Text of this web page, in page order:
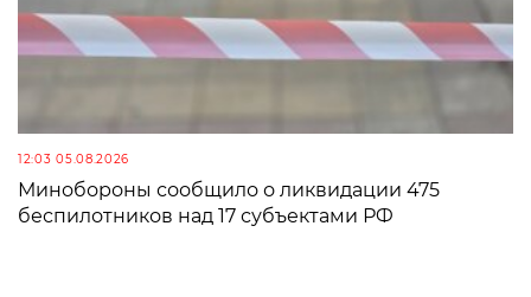
12:03 05.08.2026
Минобороны сообщило о ликвидации 475
беспилотников над 17 субъектами РФ